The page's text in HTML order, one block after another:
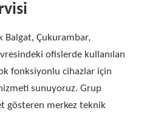
Balgat, Çukurambar,
ofislerde kullanılan
fonksiyonlu cihazlar için
sunuyoruz. Grup
gösteren merkez teknik